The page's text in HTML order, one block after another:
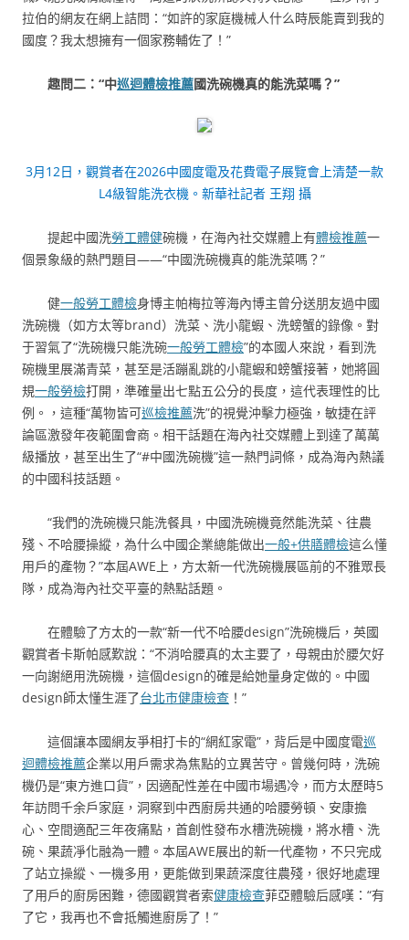
拉伯的網友在網上詰問：“如許的家庭機械人什么時辰能賣到我的
國度？我太想擁有一個家務輔佐了！”
趣問二：“中巡迴體檢推薦國洗碗機真的能洗菜嗎？”
3月12日，觀賞者在2026中國度電及花費電子展覽會上清楚一款
L4級智能洗衣機。新華社記者 王翔 攝
提起中國洗勞工體健碗機，在海內社交媒體上有體檢推薦一
個景象級的熱門題目——“中國洗碗機真的能洗菜嗎？”
健一般勞工體檢身博主帕梅拉等海內博主曾分送朋友過中國
洗碗機（如方太等brand）洗菜、洗小龍蝦、洗螃蟹的錄像。對
于習氣了“洗碗機只能洗碗一般勞工體檢”的本國人來說，看到洗
碗機里展滿青菜，甚至是活蹦亂跳的小龍蝦和螃蟹接著，她將圓
規一般勞檢打開，準確量出七點五公分的長度，這代表理性的比
例。，這種“萬物皆可巡檢推薦洗”的視覺沖擊力極強，敏捷在評
論區激發年夜範圍會商。相干話題在海內社交媒體上到達了萬萬
級播放，甚至出生了“#中國洗碗機”這一熱門詞條，成為海內熱議
的中國科技話題。
“我們的洗碗機只能洗餐具，中國洗碗機竟然能洗菜、往農
殘、不哈腰操縱，為什么中國企業總能做出一般+供膳體檢這么懂
用戶的產物？”本屆AWE上，方太新一代洗碗機展區前的不雅眾長
隊，成為海內社交平臺的熱點話題。
在體驗了方太的一款“新一代不哈腰design”洗碗機后，英國
觀賞者卡斯帕感歎說：“不消哈腰真的太主要了，母親由於腰欠好
一向謝絕用洗碗機，這個design的確是給她量身定做的。中國
design師太懂生涯了台北巿健康檢查 ！”
這個讓本國網友爭相打卡的“網紅家電”，背后是中國度電巡
迴體檢推薦企業以用戶需求為焦點的立異苦守。曾幾何時，洗碗
機仍是“東方進口貨”，因適配性差在中國市場遇冷，而方太歷時5
年訪問千余戶家庭，洞察到中西廚房共通的哈腰勞頓、安康擔
心、空間適配三年夜痛點，首創性發布水槽洗碗機，將水槽、洗
碗、果蔬凈化融為一體。本屆AWE展出的新一代產物，不只完成
了站立操縱、一機多用，更能做到果蔬深度往農殘，很好地處理
了用戶的廚房困難，德國觀賞者索健康檢查菲亞體驗后感嘆：“有
了它，我再也不會抵觸進廚房了！”